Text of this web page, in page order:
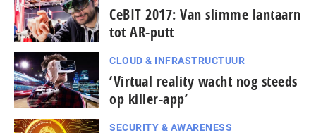
CeBIT 2017: Van slimme lantaarn
tot AR-putt
CLOUD & INFRASTRUCTUUR
‘Virtual reality wacht nog steeds
op killer-app’
SECURITY & AWARENESS